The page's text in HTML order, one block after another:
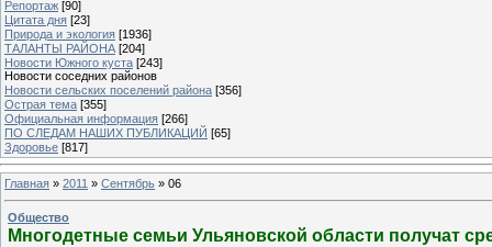
Репортаж [90]
Цитата дня [23]
Природа и экология [1936]
ТАЛАНТЫ РАЙОНА [204]
Новости Южного куста [243]
Новости соседних районов
Новости сельских поселений района [356]
Острая тема [355]
Официальная информация [266]
ПО СЛЕДАМ НАШИХ ПУБЛИКАЦИЙ [65]
Здоровье [817]
Главная » 2011 » Сентябрь » 06
Общество
Многодетные семьи Ульяновской области получат